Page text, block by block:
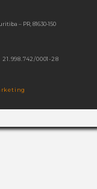
– PR, 81630-150
0001-28